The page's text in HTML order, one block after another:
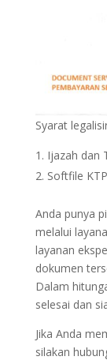
Syarat
Ijazah dan
Softfile
Anda punya
melalui
layanan
dokumen
Dalam
selesai dan
Jika Anda
silakan